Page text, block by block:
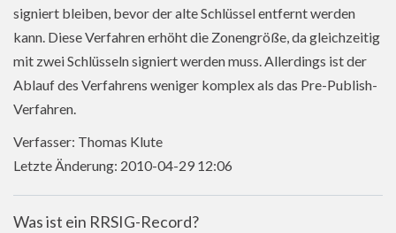
signiert bleiben, bevor der alte Schlüssel entfernt werden
kann. Diese Verfahren erhöht die Zonengröße, da gleichzeitig
mit zwei Schlüsseln signiert werden muss. Allerdings ist der
Ablauf des Verfahrens weniger komplex als das Pre-Publish-
Verfahren.
Verfasser: Thomas Klute
Letzte Änderung: 2010-04-29 12:06
Was ist ein RRSIG-Record?